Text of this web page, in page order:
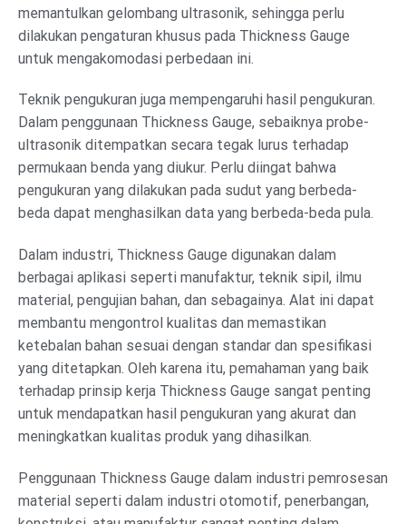
memantulkan gelombang ultrasonik, sehingga perlu
dilakukan pengaturan khusus pada Thickness Gauge
untuk mengakomodasi perbedaan ini.
Teknik pengukuran juga mempengaruhi hasil pengukuran.
Dalam penggunaan Thickness Gauge, sebaiknya probe-
ultrasonik ditempatkan secara tegak lurus terhadap
permukaan benda yang diukur. Perlu diingat bahwa
pengukuran yang dilakukan pada sudut yang berbeda-
beda dapat menghasilkan data yang berbeda-beda pula.
Dalam industri, Thickness Gauge digunakan dalam
berbagai aplikasi seperti manufaktur, teknik sipil, ilmu
material, pengujian bahan, dan sebagainya. Alat ini dapat
membantu mengontrol kualitas dan memastikan
ketebalan bahan sesuai dengan standar dan spesifikasi
yang ditetapkan. Oleh karena itu, pemahaman yang baik
terhadap prinsip kerja Thickness Gauge sangat penting
untuk mendapatkan hasil pengukuran yang akurat dan
meningkatkan kualitas produk yang dihasilkan.
Penggunaan Thickness Gauge dalam industri pemrosesan
material seperti dalam industri otomotif, penerbangan,